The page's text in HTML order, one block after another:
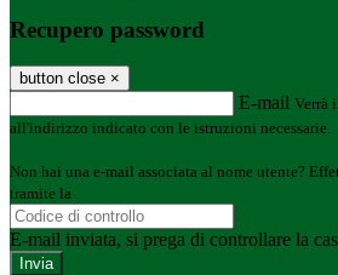
Recupero password
button close ×
E-mail Verrà
all'indirizzo indicato con le istruzioni necessarie.
Non hai una e-mail associata al nome utente?
tramite la
E-mail inviata, si prega di controllare la